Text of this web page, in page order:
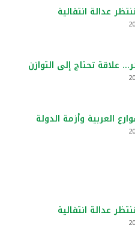
ن
عدالة انتقالية
علاقة تحتاج إلى التوازن
العربية وأزمة الدولة
عدالة انتقالية